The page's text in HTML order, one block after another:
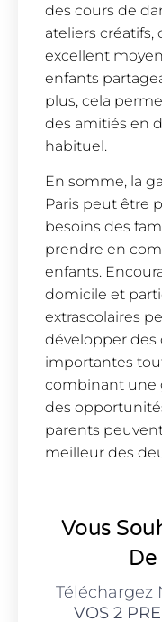
des cours de
ateliers créatifs,
excellent
enfants
plus, cela
des amitiés en
habituel.
En somme, la
Paris peut être
besoins des
prendre en
enfants.
domicile et
extrascolaires
développer des
importantes
combinant une
des
parents
meilleur des
Vous
Téléchargez
VOS 2